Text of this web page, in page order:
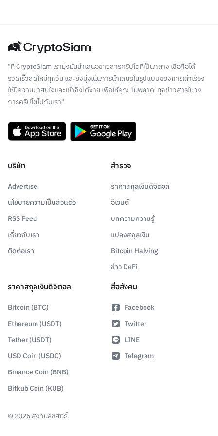
"ที่ CryptoSiam เรามุ่งมั่นนำเสนอข่าวสารคริปโตที่เป็นกลาง เชื่อถือได้
รวดเร็วสดใหม่ทุกวัน และยังมุ่งเน้นการนำเสนอในรูปแบบของการเล่าเรื่อง
ให้มีความน่าสนใจและเข้าถึงได้ง่าย เพื่อให้คุณ 'ไม่พลาด' ทุกข่าวสารในวง
การคริปโตไปกับเรา"
บริษัท
Advertise
นโยบายความเป็นส่วนตัว
RSS Feed
เกี่ยวกับเรา
ติดต่อเรา
สำรวจ
ราคาสกุลเงินดิจิตอล
อีเวนต์
บทความความรู้
แปลงสกุลเงิน
Bitcoin Halving
ข่าว DeFi
ราคาสกุลเงินดิจิตอล
Bitcoin (BTC)
Ethereum (USDT)
Tether (USDT)
USD Coin (USDC)
Binance Coin (BNB)
Bitkub Coin (KUB)
สื่อสังคม
Facebook
Twitter
LINE
Telegram
© 2026สงวนลิขสิทธิ์